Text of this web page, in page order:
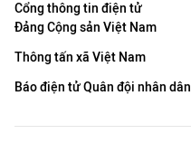
Cổng thông tin điện tử
Đảng Cộng sản Việt Nam
Thông tấn xã Việt Nam
Báo điện tử Quân đội nhân dân